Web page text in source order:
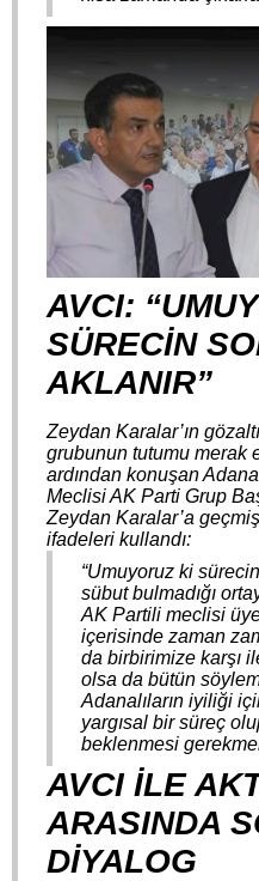
AVCI:
SÜRECİN
AKLANIR”
Zeydan Karalar’ın
grubunun tutumu merak
ardından konuşan
Meclisi AK Parti Grup
Zeydan Karalar’a
ifadeleri kullandı:
“Umuyoruz ki
sübut bulmadığı
AK Partili meclisi
içerisinde zaman
da birbirimize karşı
olsa da bütün
Adanalıların iyiliği
yargısal bir süreç
beklenmesi
AVCI İLE
ARASINDA
DİYALOG